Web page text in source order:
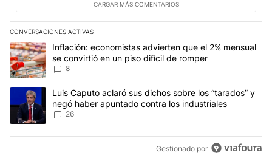
CARGAR MÁS COMENTARIOS
CONVERSACIONES ACTIVAS
Este listado muestra los artículos con más comentarios en los
Un artículo de tendencia con el título "Inflación: economistas
Inflación: economistas advierten que el 2% mensual
se convirtió en un piso difícil de romper
8
Un artículo de tendencia con el título "Luis Caputo aclaró sus
Luis Caputo aclaró sus dichos sobre los “tarados” y
negó haber apuntado contra los industriales
26
Gestionado por